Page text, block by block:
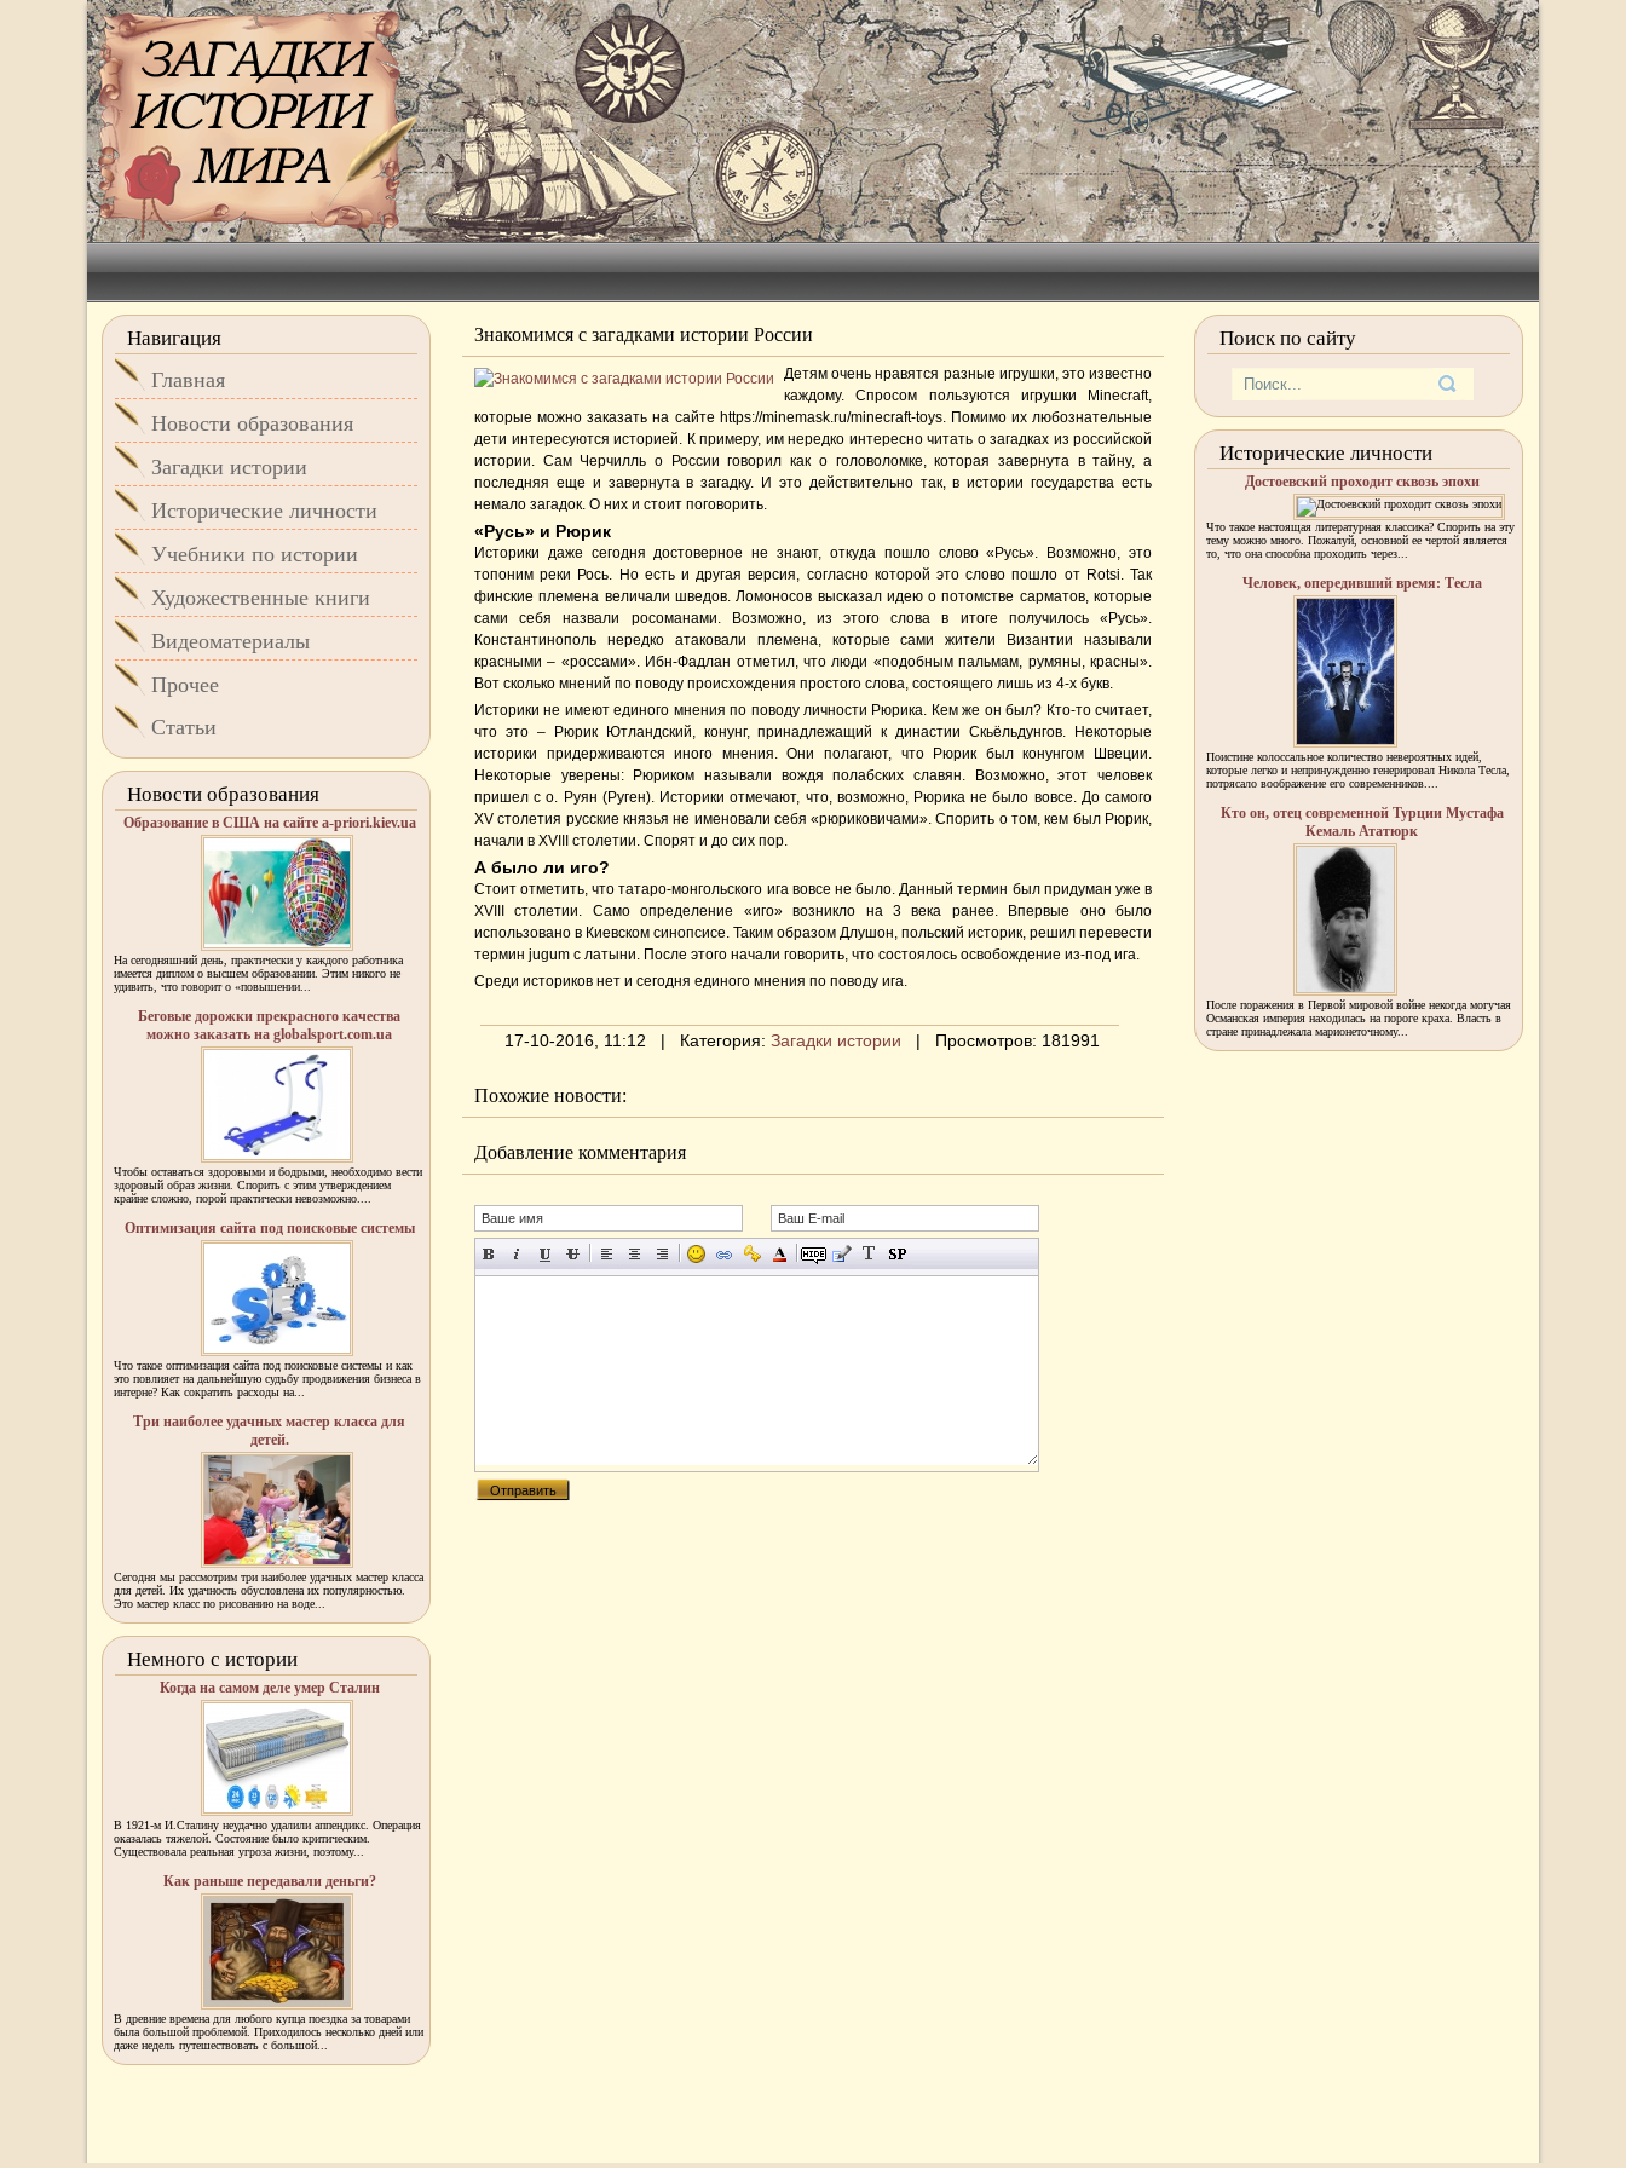
Знакомимся с загадками истории России
Детям очень нравятся разные игрушки, это известно
каждому. Спросом пользуются игрушки Minecraft,
которые можно заказать на сайте https://minemask.ru/minecraft-toys. Помимо их любознательные
дети интересуются историей. К примеру, им нередко интересно читать о загадках из российской
истории. Сам Черчилль о России говорил как о головоломке, которая завернута в тайну, а
последняя еще и завернута в загадку. И это действительно так, в истории государства есть
немало загадок. О них и стоит поговорить.
«Русь» и Рюрик
Историки даже сегодня достоверное не знают, откуда пошло слово «Русь». Возможно, это
топоним реки Рось. Но есть и другая версия, согласно которой это слово пошло от Rotsi. Так
финские племена величали шведов. Ломоносов высказал идею о потомстве сарматов, которые
сами себя назвали росоманами. Возможно, из этого слова в итоге получилось «Русь».
Константинополь нередко атаковали племена, которые сами жители Византии называли
красными – «россами». Ибн-Фадлан отметил, что люди «подобным пальмам, румяны, красны».
Вот сколько мнений по поводу происхождения простого слова, состоящего лишь из 4-х букв.
Историки не имеют единого мнения по поводу личности Рюрика. Кем же он был? Кто-то считает,
что это – Рюрик Ютландский, конунг, принадлежащий к династии Скьёльдунгов. Некоторые
историки придерживаются иного мнения. Они полагают, что Рюрик был конунгом Швеции.
Некоторые уверены: Рюриком называли вождя полабских славян. Возможно, этот человек
пришел с о. Руян (Руген). Историки отмечают, что, возможно, Рюрика не было вовсе. До самого
XV столетия русские князья не именовали себя «рюриковичами». Спорить о том, кем был Рюрик,
начали в XVIII столетии. Спорят и до сих пор.
А было ли иго?
Стоит отметить, что татаро-монгольского ига вовсе не было. Данный термин был придуман уже в
XVIII столетии. Само определение «иго» возникло на 3 века ранее. Впервые оно было
использовано в Киевском синопсисе. Таким образом Длушон, польский историк, решил перевести
термин jugum с латыни. После этого начали говорить, что состоялось освобождение из-под ига.
Среди историков нет и сегодня единого мнения по поводу ига.
17-10-2016, 11:12 | Категория: Загадки истории | Просмотров: 181991
Похожие новости:
Добавление комментария
Навигация
Главная
Новости образования
Загадки истории
Исторические личности
Учебники по истории
Художественные книги
Видеоматериалы
Прочее
Статьи
Новости образования
Образование в США на сайте a-priori.kiev.ua
На сегодняшний день, практически у каждого работника
имеется диплом о высшем образовании. Этим никого не
удивить, что говорит о «повышении...
Беговые дорожки прекрасного качества
можно заказать на globalsport.com.ua
Чтобы оставаться здоровыми и бодрыми, необходимо вести
здоровый образ жизни. Спорить с этим утверждением
крайне сложно, порой практически невозможно....
Оптимизация сайта под поисковые системы
Что такое оптимизация сайта под поисковые системы и как
это повлияет на дальнейшую судьбу продвижения бизнеса в
интерне? Как сократить расходы на...
Три наиболее удачных мастер класса для
детей.
Сегодня мы рассмотрим три наиболее удачных мастер класса
для детей. Их удачность обусловлена их популярностью.
Это мастер класс по рисованию на воде...
Немного с истории
Когда на самом деле умер Сталин
В 1921-м И.Сталину неудачно удалили аппендикс. Операция
оказалась тяжелой. Состояние было критическим.
Существовала реальная угроза жизни, поэтому...
Как раньше передавали деньги?
В древние времена для любого купца поездка за товарами
была большой проблемой. Приходилось несколько дней или
даже недель путешествовать с большой...
Поиск по сайту
Исторические личности
Достоевский проходит сквозь эпохи
Что такое настоящая литературная классика? Спорить на эту
тему можно много. Пожалуй, основной ее чертой является
то, что она способна проходить через...
Человек, опередивший время: Тесла
Поистине колоссальное количество невероятных идей,
которые легко и непринужденно генерировал Никола Тесла,
потрясало воображение его современников....
Кто он, отец современной Турции Мустафа
Кемаль Ататюрк
После поражения в Первой мировой войне некогда могучая
Османская империя находилась на пороге краха. Власть в
стране принадлежала марионеточному...